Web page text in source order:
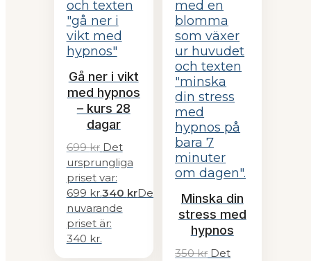
Gå ner i vikt
med hypnos
– kurs 28
dagar
699kr Det
ursprungliga
priset var:
699 kr.340 krDet
nuvarande
priset är:
340 kr.
Minska din
stress med
hypnos
350kr Det